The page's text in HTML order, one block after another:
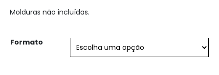
Molduras não incluídas.
Formato